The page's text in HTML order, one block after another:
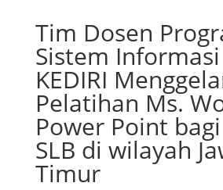
Tim Dosen
Sistem
KEDIRI
Pelatihan Ms.
Power Point
SLB di wilayah
Timur